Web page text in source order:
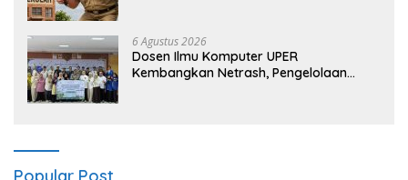
6 Agustus 2026
Dosen Ilmu Komputer UPER
Kembangkan Netrash, Pengelolaan